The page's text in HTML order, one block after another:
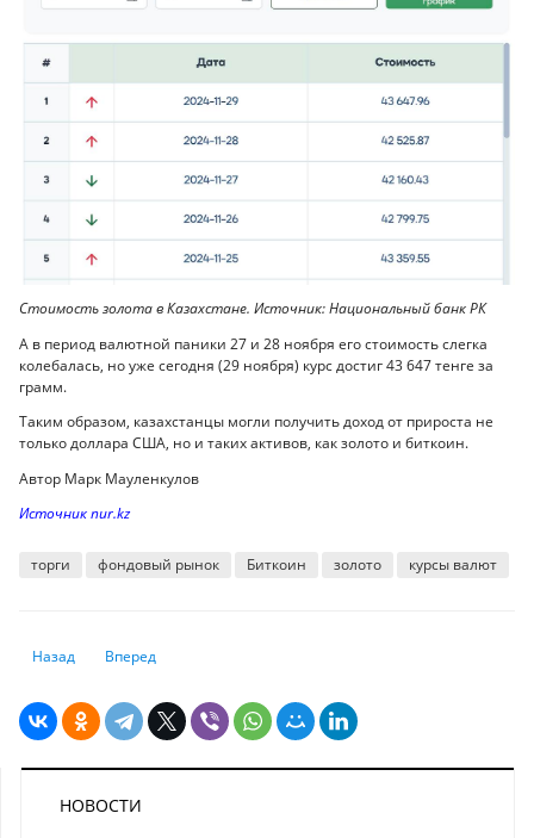
Стоимость золота в Казахстане. Источник: Национальный банк РК
А в период валютной паники 27 и 28 ноября его стоимость слегка
колебалась, но уже сегодня (29 ноября) курс достиг 43 647 тенге за
грамм.
Таким образом, казахстанцы могли получить доход от прироста не
только доллара США, но и таких активов, как золото и биткоин.
Автор Марк Мауленкулов
Источник nur.kz
торги фондовый рынок Биткоин золото курсы валют
Предыдущий: В 2025 году индекс S&P500 может вырасти минимум на
Назад Следующий: Курс доллара подобрался к историческому
Вперед
НОВОСТИ